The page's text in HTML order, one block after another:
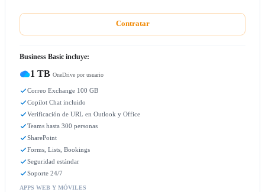
Contratar
Business Basic incluye:
1 TB OneDrive por usuario
Correo Exchange 100 GB
Copilot Chat incluido
Verificación de URL en Outlook y Office
Teams hasta 300 personas
SharePoint
Forms, Lists, Bookings
Seguridad estándar
Soporte 24/7
APPS WEB Y MÓVILES